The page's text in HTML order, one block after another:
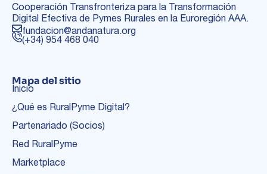
Cooperación Transfronteriza para la Transformación
Digital Efectiva de Pymes Rurales en la Euroregión AAA.
fundacion@andanatura.org
(+34) 954 468 040
Mapa del sitio
Inicio
¿Qué es RuralPyme Digital?
Partenariado (Socios)
Red RuralPyme
Marketplace